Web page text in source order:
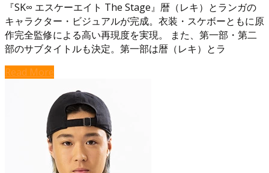
『SK∞ エスケーエイト The Stage』暦（レキ）とランガの
キャラクター・ビジュアルが完成。衣装・スケボーともに原
作完全監修による高い再現度を実現。 また、第一部・第二
部のサブタイトルも決定。第一部は暦（レキ）とラ
Read More